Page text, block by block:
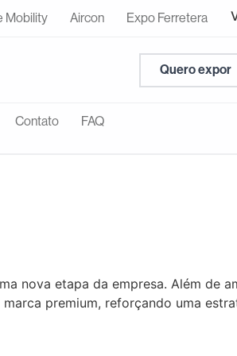
Mobility Aircon Expo Ferretera
Quero expor
Contato FAQ
nova etapa da empresa. Além de
premium, reforçando uma